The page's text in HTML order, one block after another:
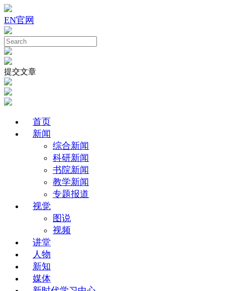
EN官网
提交文章
首页
新闻
综合新闻
科研新闻
书院新闻
教学新闻
专题报道
视觉
图说
视频
讲堂
人物
新知
媒体